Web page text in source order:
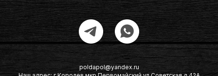
poldapol@yandex.ru